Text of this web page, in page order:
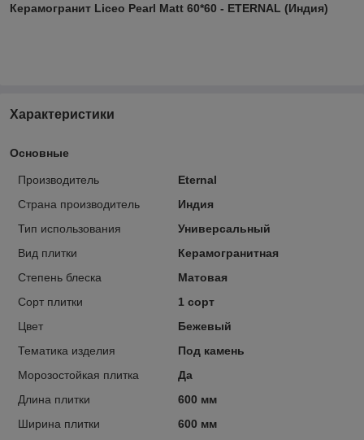
Керамогранит Liceo Pearl Matt 60*60 - ETERNAL (Индия)
Характеристики
Основные
Производитель
Eternal
Страна производитель
Индия
Тип использования
Универсальный
Вид плитки
Керамогранитная
Степень блеска
Матовая
Сорт плитки
1 сорт
Цвет
Бежевый
Тематика изделия
Под камень
Морозостойкая плитка
Да
Длина плитки
600 мм
Ширина плитки
600 мм